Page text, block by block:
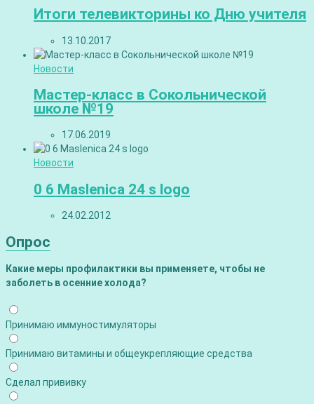
Итоги телевикторины ко Дню учителя
13.10.2017
Новости
Мастер-класс в Сокольнической
школе №19
17.06.2019
Новости
0 6 Maslenica 24 s logo
24.02.2012
Опрос
Какие меры профилактики вы применяете, чтобы не
заболеть в осенние холода?
Принимаю иммуностимуляторы
Принимаю витамины и общеукрепляющие средства
Сделал прививку